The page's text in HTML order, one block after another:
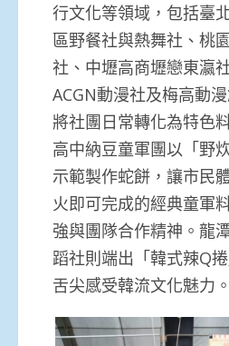
行文化等領域，包括臺
區野餐社與熱舞社、桃
社、中壢高商壢戀東瀛
ACGN動漫社及梅高動
將社團日常轉化為特色
高中納豆童軍團以「野
示範製作蛇餅，讓市民
火即可完成的經典童軍
強與團隊合作精神。龍
蹈社則端出「韓式辣Q
舌尖感受韓流文化魅力。